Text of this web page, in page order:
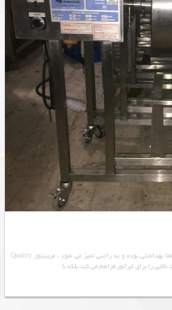
مرینیتور کوآلیتی آمریکا برند Quality با استاندارد کاملا بهداشتی بوده و به راحتی تمیز می شود ، مرینیتور Quality
را برای اپراتور فراهم می کند بلکه با